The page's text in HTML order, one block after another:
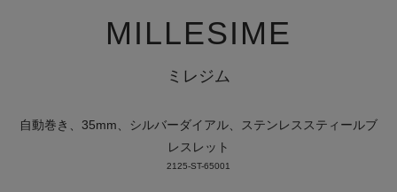
MILLESIME
ミレジム
自動巻き、35mm、シルバーダイアル、ステンレススティールブ
レスレット
2125-ST-65001